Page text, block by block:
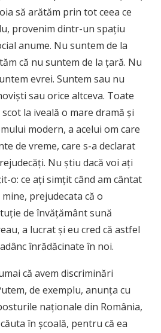
să arătăm prin tot ceea ce
provenim dintr-un spaţiu
anume. Nu suntem de la
că nu suntem de la ţară. Nu
evrei. Suntem sau nu
sau orice altceva. Toate
la iveală o mare dramă şi
modern, a acelui om care
de vreme, care s-a declarat
Nu ştiu dacă voi aţi
o: ce aţi simţit când am cântat
prejudecata că o
de învăţământ sună
a lucrat şi eu cred că astfel
înrădăcinate în noi.
că avem discriminări
de exemplu, anunţa cu
naţionale din România,
în şcoală, pentru că ea